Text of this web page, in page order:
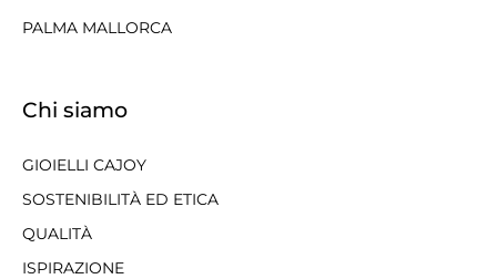
PALMA MALLORCA
Chi siamo
GIOIELLI CAJOY
SOSTENIBILITÀ ED ETICA
QUALITÀ
ISPIRAZIONE